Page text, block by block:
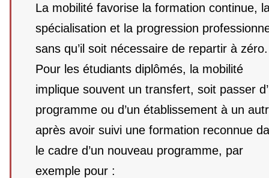
La mobilité favorise la formation continue,
spécialisation et la progression
sans qu’il soit nécessaire de repartir à zéro.
Pour les étudiants diplômés, la mobilité
implique souvent un transfert, soit passer
programme ou d’un établissement à un
après avoir suivi une formation reconnue
le cadre d’un nouveau programme, par
exemple pour :